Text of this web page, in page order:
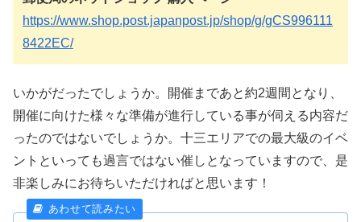
https://www.shop.post.japanpost.jp/shop/g/gCS996111
8422EC/
いかがだったでしょうか。開催まであと約2週間となり、
開催に向けた様々な準備が進行している事が伺える内容だ
ったのではないでしょうか。十三エリアでの最大級のイベ
ントといっても過言ではない催しとなっていますので、是
非楽しみにお待ちいただければと思います！